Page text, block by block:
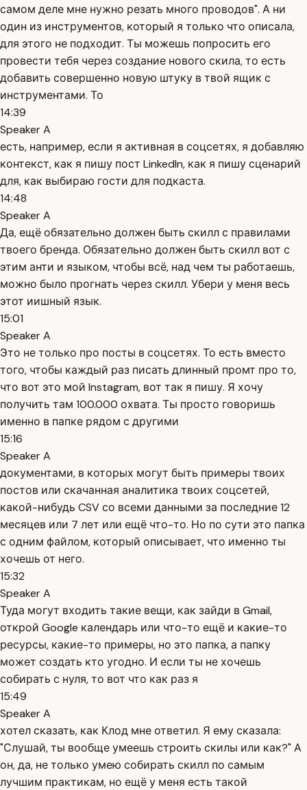
самом деле мне нужно резать много проводов". А ни
один из инструментов, который я только что описала,
для этого не подходит. Ты можешь попросить его
провести тебя через создание нового скила, то есть
добавить совершенно новую штуку в твой ящик с
инструментами. То
14:39
Speaker A
есть, например, если я активная в соцсетях, я добавляю
контекст, как я пишу пост LinkedIn, как я пишу сценарий
для, как выбираю гости для подкаста.
14:48
Speaker A
Да, ещё обязательно должен быть скилл с правилами
твоего бренда. Обязательно должен быть скилл вот с
этим анти и языком, чтобы всё, над чем ты работаешь,
можно было прогнать через скилл. Убери у меня весь
этот иишный язык.
15:01
Speaker A
Это не только про посты в соцсетях. То есть вместо
того, чтобы каждый раз писать длинный промт про то,
что вот это мой Instagram, вот так я пишу. Я хочу
получить там 100.000 охвата. Ты просто говоришь
именно в папке рядом с другими
15:16
Speaker A
документами, в которых могут быть примеры твоих
постов или скачанная аналитика твоих соцсетей,
какой-нибудь CSV со всеми данными за последние 12
месяцев или 7 лет или ещё что-то. Но по сути это папка
с одним файлом, который описывает, что именно ты
хочешь от него.
15:32
Speaker A
Туда могут входить такие вещи, как зайди в Gmail,
открой Google календарь или что-то ещё и какие-то
ресурсы, какие-то примеры, но это папка, а папку
может создать кто угодно. И если ты не хочешь
собирать с нуля, то вот что как раз я
15:49
Speaker A
хотел сказать, как Клод мне ответил. Я ему сказала:
"Слушай, ты вообще умеешь строить скилы или как?" А
он, да, не только умею собирать скилл по самым
лучшим практикам, но ещё у меня есть такой